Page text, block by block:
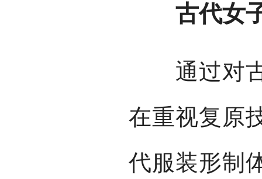
古代女子
通过对古
在重视复原
代服装形制